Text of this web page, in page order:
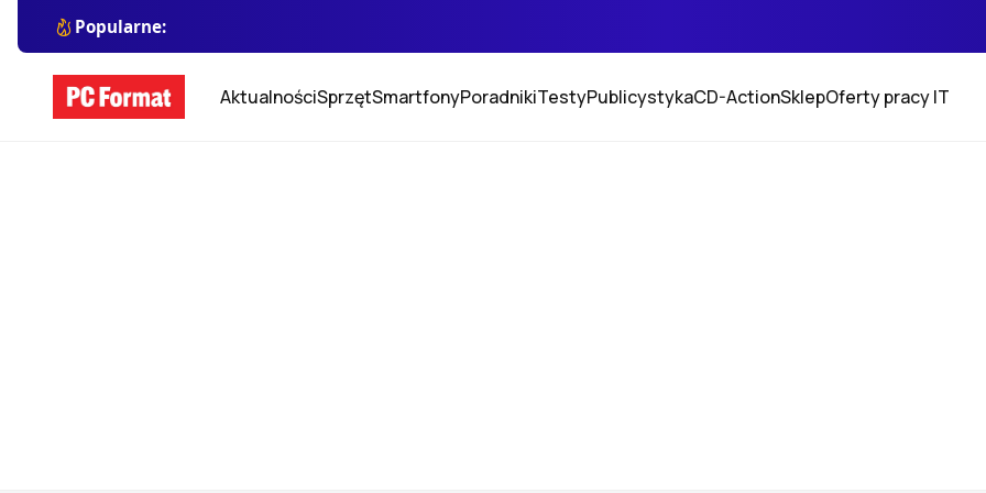
Popularne:
AktualnościSprzętSmartfonyPoradnikiTestyPublicystykaCD-ActionSklepOferty pracy IT